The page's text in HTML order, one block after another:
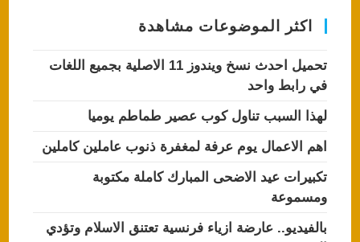
اكثر الموضوعات مشاهدة
تحميل احدث نسخ ويندوز 11 الاصلية بجميع اللغات
في رابط واحد
لهذا السبب تناول كوب عصير طماطم يوميا
اهم الاعمال يوم عرفة لمغفرة ذنوب عاملين كاملين
تكبيرات عيد الاضحى المبارك كاملة مكتوبة
ومسموعة
بالفيديو.. عارضة ازياء فرنسية تعتنق الاسلام وتؤدي